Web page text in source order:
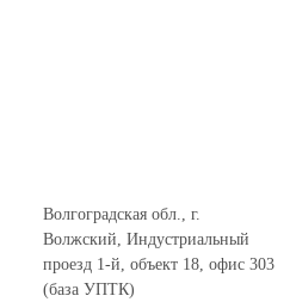
Волгоградская обл., г.
Волжский, Индустриальный
проезд 1-й, объект 18, офис 303
(база УПТК)